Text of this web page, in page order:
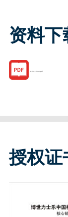
资料下
R159115030.pdf
授权证